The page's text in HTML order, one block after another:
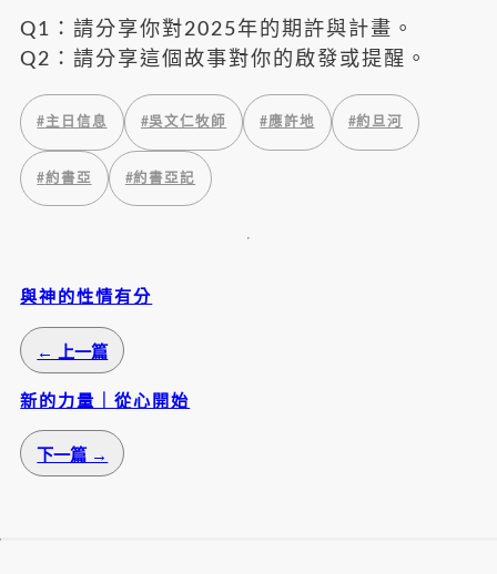
Q1：請分享你對2025年的期許與計畫。
Q2：請分享這個故事對你的啟發或提醒。
#主日信息 #吳文仁牧師 #應許地 #約旦河
#約書亞 #約書亞記
與神的性情有分
← 上一篇
新的力量｜從心開始
下一篇 →